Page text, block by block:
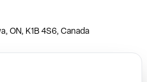
ON, K1B 4S6, Canada
ON, M3C 3E5, Canada